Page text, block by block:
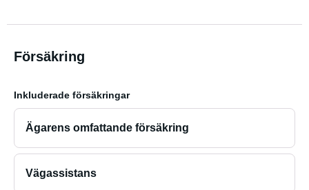
Försäkring
Inkluderade försäkringar
Ägarens omfattande försäkring
Vägassistans